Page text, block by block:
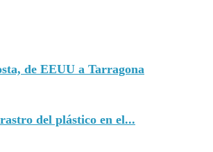
de EEUU a Tarragona
del plástico en el...